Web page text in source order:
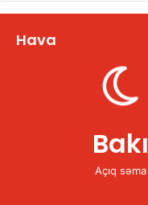
Hava
Bakı
Açıq səma